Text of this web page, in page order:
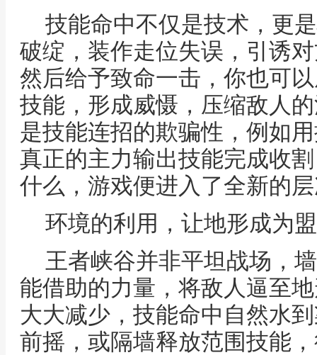
技能命中不仅是技术，更
破绽，装作走位失误，引诱
然后给予致命一击，你也可
技能，形成威慑，压缩敌人
是技能连招的欺骗性，例如
真正的主力输出技能完成收
什么，游戏便进入了全新的
环境的利用，让地形成为
王者峡谷并非平坦战场，
能借助的力量，将敌人逼至
大大减少，技能命中自然水
前摇，或隔墙释放范围技能